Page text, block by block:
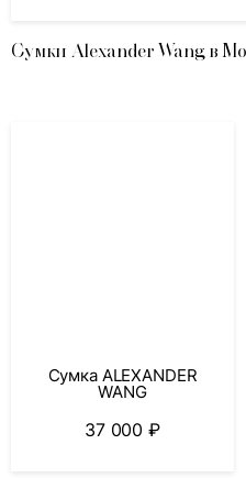
Сумки Alexander Wang в
Сумка ALEXANDER
WANG
37 000₽